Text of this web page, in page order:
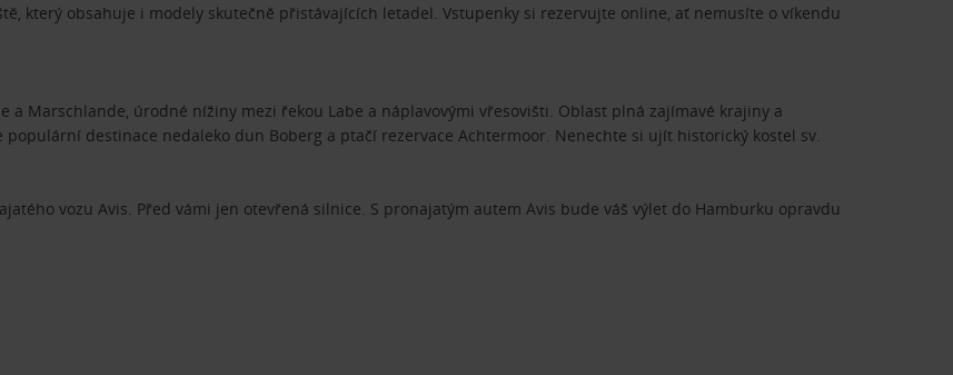
který obsahuje i modely skutečně přistávajících letadel. Vstupenky si rezervujte online, ať nemusíte o víkendu
a Marschlande, úrodné nížiny mezi řekou Labe a náplavovými vřesovišti. Oblast plná zajímavé krajiny a
populární destinace nedaleko dun Boberg a ptačí rezervace Achtermoor. Nenechte si ujít historický kostel sv.
vozu Avis. Před vámi jen otevřená silnice. S pronajatým autem Avis bude váš výlet do Hamburku opravdu